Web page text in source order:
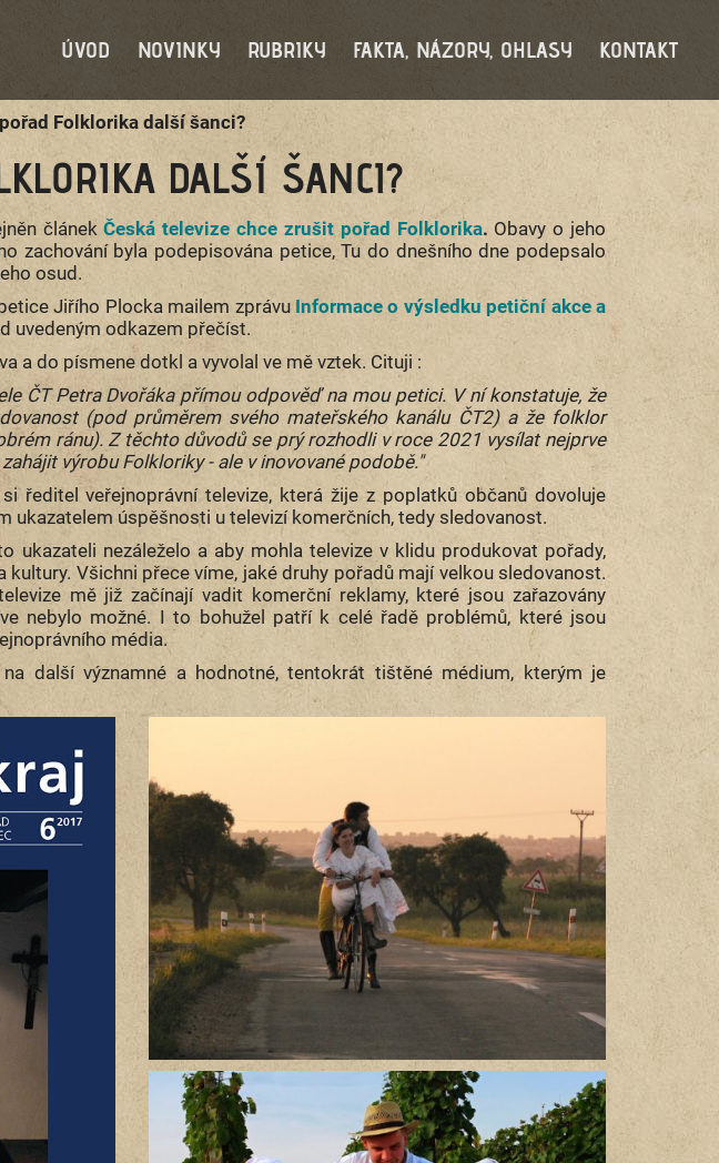
ÚVOD NOVINKY RUBRIKY FAKTA, NÁZORY, OHLASY KONTAKT
Folklorika další šanci?
DALŠÍ ŠANCI?
článekČeská televize chce zrušit pořad Folklorika. Obavy o jeho
zachování byla podepisována petice, Tu do dnešního dne podepsalo
osud.
Jiřího Plocka mailem zprávu Informace o výsledku petiční akce a
uvedeným odkazem přečíst.
a do písmene dotkl a vyvolal ve mě vztek. Cituji :
ČT Petra Dvořáka přímou odpověď na mou petici. V ní konstatuje, že
(pod průměrem svého mateřského kanálu ČT2) a že folklor
ránu). Z těchto důvodů se prý rozhodli v roce 2021 vysílat nejprve
výrobu Folkloriky - ale v inovované podobě."
ředitel veřejnoprávní televize, která žije z poplatků občanů dovoluje
ukazatelem úspěšnosti u televizí komerčních, tedy sledovanost.
ukazateli nezáleželo a aby mohla televize v klidu produkovat pořady,
Všichni přece víme, jaké druhy pořadů mají velkou sledovanost.
mě již začínají vadit komerční reklamy, které jsou zařazovány
nebylo možné. I to bohužel patří k celé řadě problémů, které jsou
média.
další významné a hodnotné, tentokrát tištěné médium, kterým je